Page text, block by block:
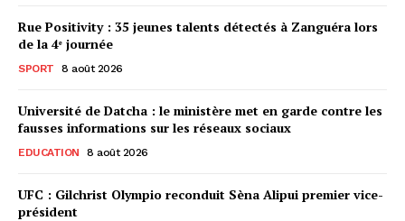
Rue Positivity : 35 jeunes talents détectés à Zanguéra lors
de la 4ᵉ journée
SPORT 8 août 2026
Université de Datcha : le ministère met en garde contre les
fausses informations sur les réseaux sociaux
EDUCATION 8 août 2026
UFC : Gilchrist Olympio reconduit Sèna Alipui premier vice-
président